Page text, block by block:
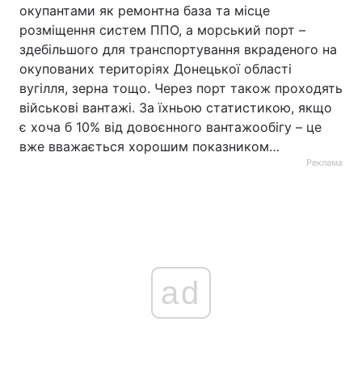
окупантами як ремонтна база та місце
розміщення систем ППО, а морський порт –
здебільшого для транспортування вкраденого на
окупованих територіях Донецької області
вугілля, зерна тощо. Через порт також проходять
військові вантажі. За їхньою статистикою, якщо
є хоча б 10% від довоєнного вантажообігу – це
вже вважається хорошим показником…
Реклама
ad